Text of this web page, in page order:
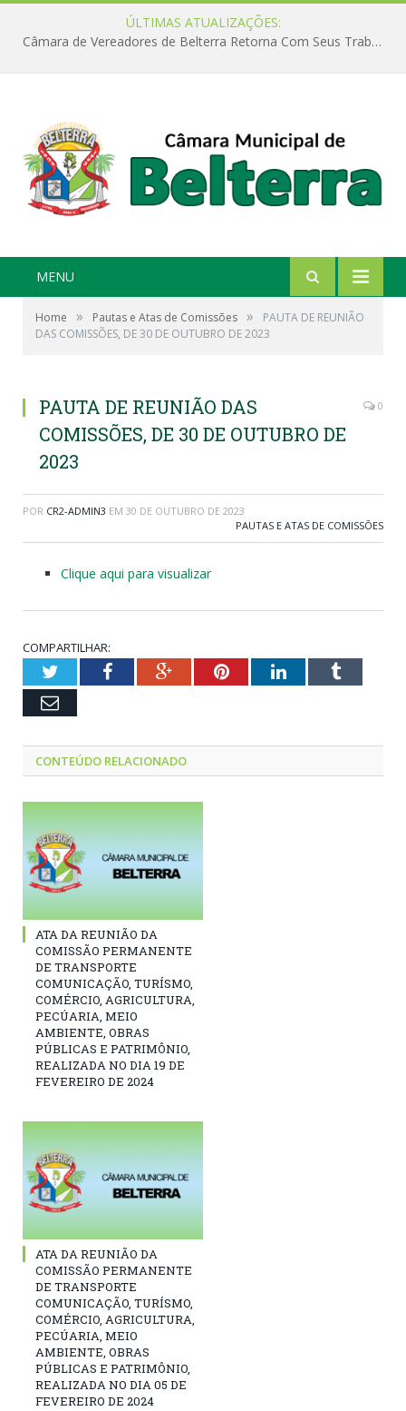
ÚLTIMAS ATUALIZAÇÕES:
Câmara de Vereadores de Belterra Retorna Com Seus Trabalhos Legislativos
MENU
Home » Pautas e Atas de Comissões »
PAUTA DE REUNIÃO
DAS COMISSÕES, DE 30 DE OUTUBRO DE 2023
PAUTA DE REUNIÃO DAS
COMISSÕES, DE 30 DE OUTUBRO DE
2023
0
POR CR2-ADMIN3 EM 30 DE OUTUBRO DE 2023
PAUTAS E ATAS DE COMISSÕES
Clique aqui para visualizar
COMPARTILHAR:
TwitterFacebookGoogle+PinterestLinkedInTumblr
Email
CONTEÚDO RELACIONADO
ATA DA REUNIÃO DA
COMISSÃO PERMANENTE
DE TRANSPORTE
COMUNICAÇÃO, TURÍSMO,
COMÉRCIO, AGRICULTURA,
PECÚARIA, MEIO
AMBIENTE, OBRAS
PÚBLICAS E PATRIMÔNIO,
REALIZADA NO DIA 19 DE
FEVEREIRO DE 2024
ATA DA REUNIÃO DA
COMISSÃO PERMANENTE
DE TRANSPORTE
COMUNICAÇÃO, TURÍSMO,
COMÉRCIO, AGRICULTURA,
PECÚARIA, MEIO
AMBIENTE, OBRAS
PÚBLICAS E PATRIMÔNIO,
REALIZADA NO DIA 05 DE
FEVEREIRO DE 2024